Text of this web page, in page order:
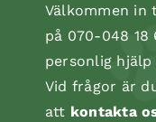
Välkommen
på 070-048
personlig
Vid frågor är
att kontakta